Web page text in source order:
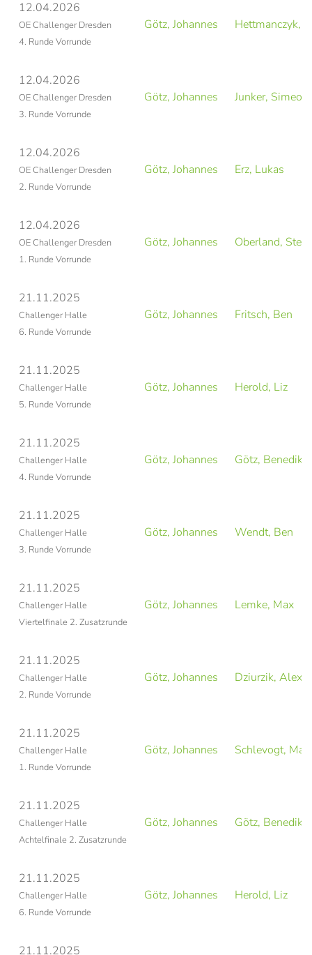
12.04.2026
OE Challenger Dresden
4. Runde Vorrunde
Götz, Johannes Hettmanczyk,
12.04.2026
OE Challenger Dresden
3. Runde Vorrunde
Götz, Johannes Junker, Simeon
12.04.2026
OE Challenger Dresden
2. Runde Vorrunde
Götz, Johannes Erz, Lukas
12.04.2026
OE Challenger Dresden
1. Runde Vorrunde
Götz, Johannes Oberland,
21.11.2025
Challenger Halle
6. Runde Vorrunde
Götz, Johannes Fritsch, Ben
21.11.2025
Challenger Halle
5. Runde Vorrunde
Götz, Johannes Herold, Liz
21.11.2025
Challenger Halle
4. Runde Vorrunde
Götz, Johannes Götz, Benedikt
21.11.2025
Challenger Halle
3. Runde Vorrunde
Götz, Johannes Wendt, Ben
21.11.2025
Challenger Halle
Viertelfinale 2. Zusatzrunde
Götz, Johannes Lemke, Max
21.11.2025
Challenger Halle
2. Runde Vorrunde
Götz, Johannes Dziurzik,
21.11.2025
Challenger Halle
1. Runde Vorrunde
Götz, Johannes Schlevogt, Marc
21.11.2025
Challenger Halle
Achtelfinale 2. Zusatzrunde
Götz, Johannes Götz, Benedikt
21.11.2025
Challenger Halle
6. Runde Vorrunde
Götz, Johannes Herold, Liz
21.11.2025